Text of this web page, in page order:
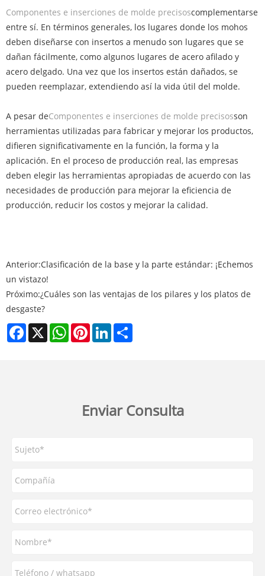
Componentes e inserciones de molde precisoscomplementarse
entre sí. En términos generales, los lugares donde los mohos
deben diseñarse con insertos a menudo son lugares que se
dañan fácilmente, como algunos lugares de acero afilado y
acero delgado. Una vez que los insertos están dañados, se
pueden reemplazar, extendiendo así la vida útil del molde.
A pesar deComponentes e inserciones de molde precisosson
herramientas utilizadas para fabricar y mejorar los productos,
difieren significativamente en la función, la forma y la
aplicación. En el proceso de producción real, las empresas
deben elegir las herramientas apropiadas de acuerdo con las
necesidades de producción para mejorar la eficiencia de
producción, reducir los costos y mejorar la calidad.
Anterior:Clasificación de la base y la parte estándar: ¡Echemos
un vistazo!
Próximo:¿Cuáles son las ventajas de los pilares y los platos de
desgaste?
Facebook
X WhatsAppPinterestLinkedIn
Enviar Consulta